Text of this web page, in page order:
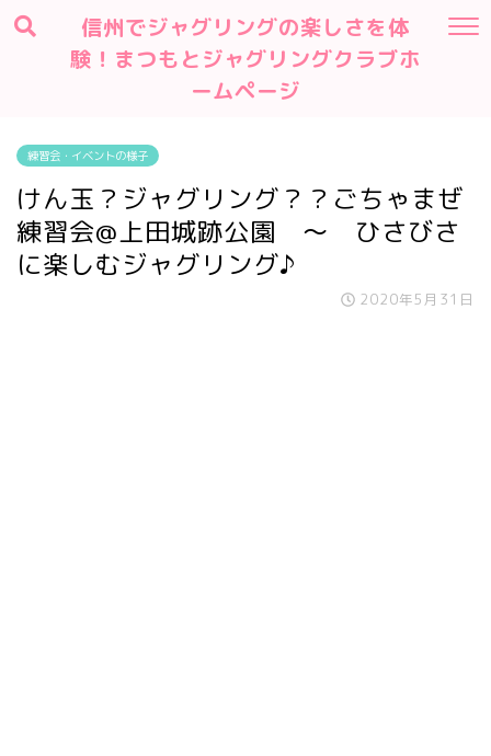
信州でジャグリングの楽しさを体
験！まつもとジャグリングクラブホ
ームページ
練習会・イベントの様子
けん玉？ジャグリング？？ごちゃまぜ
練習会@上田城跡公園 ～ ひさびさ
に楽しむジャグリング♪
2020年5月31日